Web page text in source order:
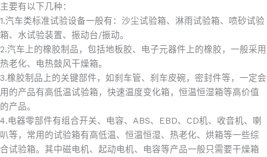
主要有以下几种：
1.汽车类标准试验设备一般有：沙尘试验箱、淋雨试验箱、喷砂试验
箱、水试验装置、振动台/振动。
2.汽车上的橡胶制品，包括地板胶、电子元器件上的橡胶，一般采用
热老化、电热鼓风干燥箱。
3.橡胶制品上的关键部件，如刹车管、刹车皮碗，密封件等，一定会
用的产品有高低温试验箱，快速温度变化箱，恒温恒湿箱等高价值
的产品。
4.电器零部件有组合开关、电容、ABS、EBD、CD机、收音机、喇
叭等，常用的试验箱有高低温、恒温恒湿、热老化、烘箱等一些综
合试验箱。其中磁电机、起动电机、电容等产品一般只需要干燥箱